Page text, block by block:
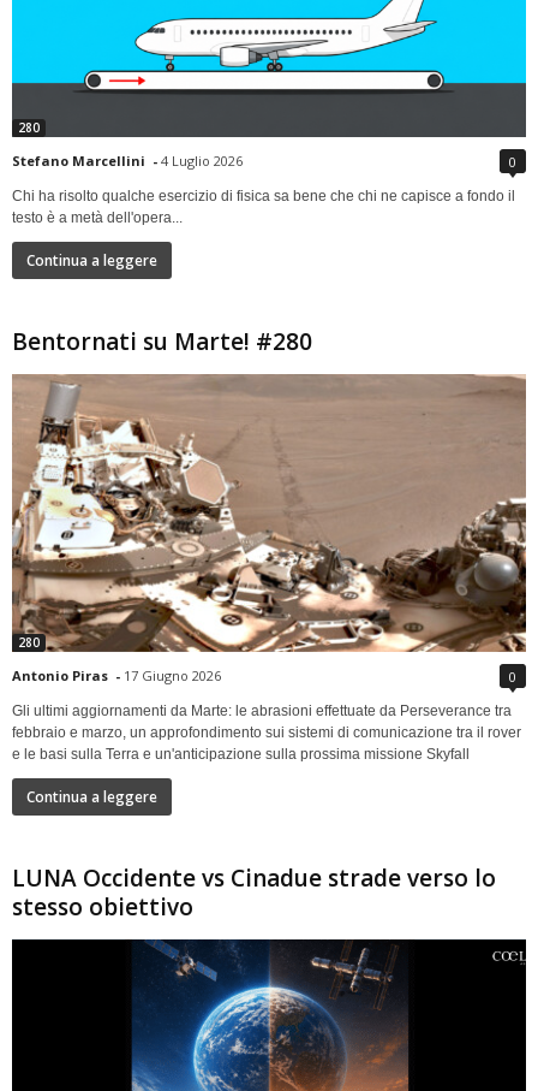
280
Stefano Marcellini - 4 Luglio 2026 0
Chi ha risolto qualche esercizio di fisica sa bene che chi ne capisce a fondo il
testo è a metà dell'opera...
Continua a leggere
Bentornati su Marte! #280
280
Antonio Piras - 17 Giugno 2026 0
Gli ultimi aggiornamenti da Marte: le abrasioni effettuate da Perseverance tra
febbraio e marzo, un approfondimento sui sistemi di comunicazione tra il rover
e le basi sulla Terra e un'anticipazione sulla prossima missione Skyfall
Continua a leggere
LUNA Occidente vs Cinadue strade verso lo
stesso obiettivo